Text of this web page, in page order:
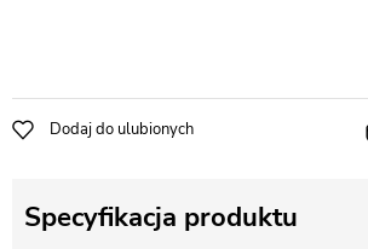
Dodaj do ulubionych
Specyfikacja produktu